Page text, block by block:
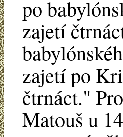
po
zajetí
zajetí po
čtrnáct."
Matouš u 14